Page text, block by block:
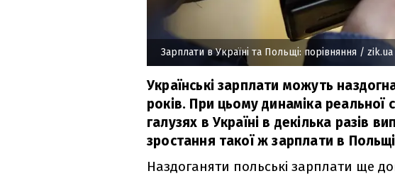
Зарплати в Україні та Польщі: порівняння / zik.ua
Українські зарплати можуть
років. При цьому динаміка реальної
галузях в Україні в декілька разів
зростання такої ж зарплати в
Наздоганяти польські зарплати ще